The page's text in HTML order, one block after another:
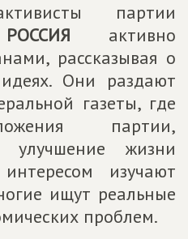
партии
активно
рассказывая о
Они раздают
газеты, где
партии,
улучшение жизни
изучают
ищут реальные
проблем.